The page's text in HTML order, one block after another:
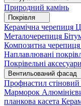
Природний камінь
Покрівля
Керамічна черепиця
Металочерепиця
Композитна черепиця
Наплавлювані
Покрівельні аксесуари
Вентильований фасад
Профнастил стіновий
Марморок
планкова касета